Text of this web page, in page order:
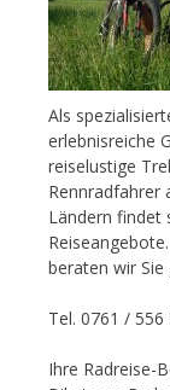
Als
erlebnisreiche
reiselustige
Rennradfahrer
Ländern findet
beraten wir Sie
Tel. 0761 / 556
Ihre Radreise-